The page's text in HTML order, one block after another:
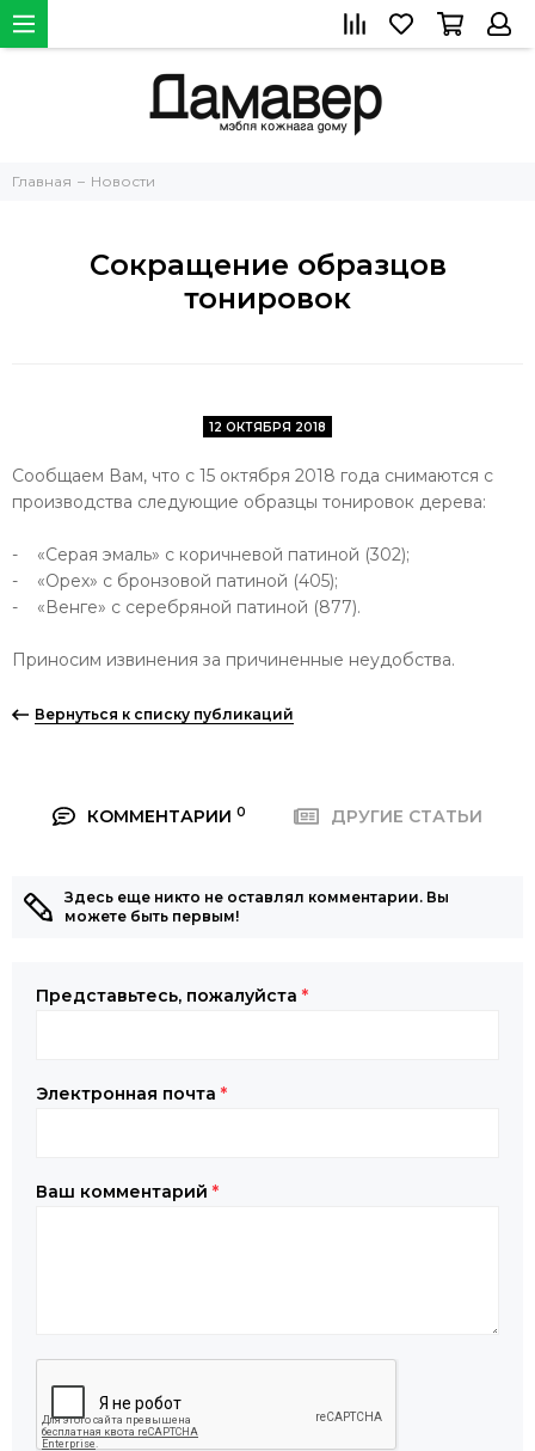
Главная Новости
Сокращение образцов
тонировок
12 ОКТЯБРЯ 2018
Сообщаем Вам, что с 15 октября 2018 года снимаются с
производства следующие образцы тонировок дерева:
- «Серая эмаль» с коричневой патиной (302);
- «Орех» с бронзовой патиной (405);
- «Венге» с серебряной патиной (877).
Приносим извинения за причиненные неудобства.
Вернуться к списку публикаций
КОММЕНТАРИИ 0 ДРУГИЕ СТАТЬИ
Здесь еще никто не оставлял комментарии. Вы
можете быть первым!
Представьтесь, пожалуйста *
Электронная почта *
Ваш комментарий *